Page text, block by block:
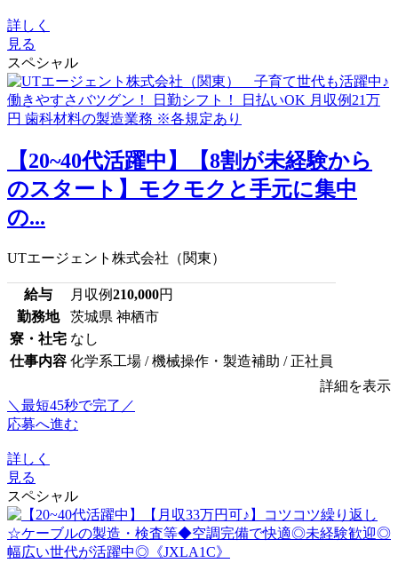
詳しく
見る
スペシャル
【20~40代活躍中】【8割が未経験から
のスタート】モクモクと手元に集中
の...
UTエージェント株式会社（関東）
給与 月収例210,000円
勤務地
茨城県 神栖市
寮・社宅 なし
仕事内容 化学系工場 / 機械操作・製造補助 / 正社員
詳細を表示
＼最短45秒で完了／
応募へ進む
詳しく
見る
スペシャル